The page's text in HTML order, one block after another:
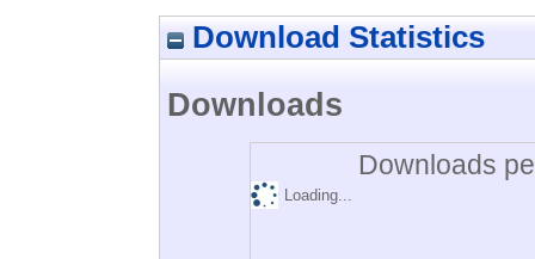
Download Statistics
Downloads
Downloads
Loading...